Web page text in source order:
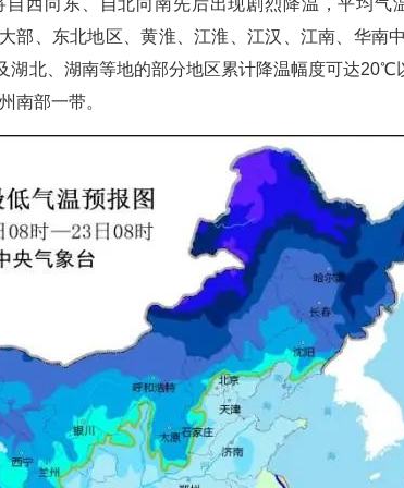
西向东、自北向南先后出现剧烈降温，平均气
、东北地区、黄淮、江淮、江汉、江南、华南
北、湖南等地的部分地区累计降温幅度可达20℃
南部一带。